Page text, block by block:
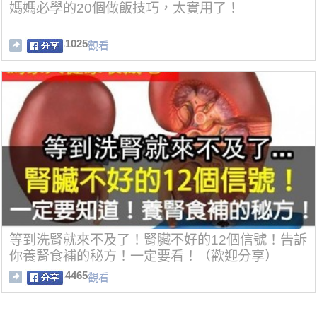
媽媽必學的20個做飯技巧，太實用了！
1025觀看
等到洗腎就來不及了！腎臟不好的12個信號！告訴
你養腎食補的秘方！一定要看！（歡迎分享）
4465觀看